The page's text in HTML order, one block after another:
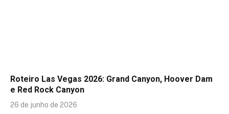
Roteiro Las Vegas 2026: Grand Canyon, Hoover Dam
e Red Rock Canyon
26 de junho de 2026